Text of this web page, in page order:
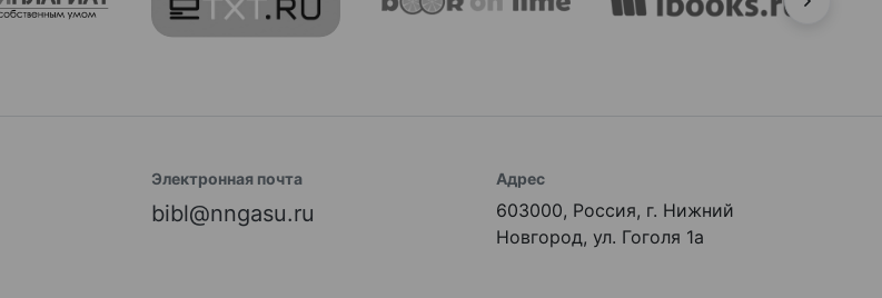
Электронная почта
bibl@nngasu.ru
Адрес
603000, Россия, г. Нижний
Новгород, ул. Гоголя 1а